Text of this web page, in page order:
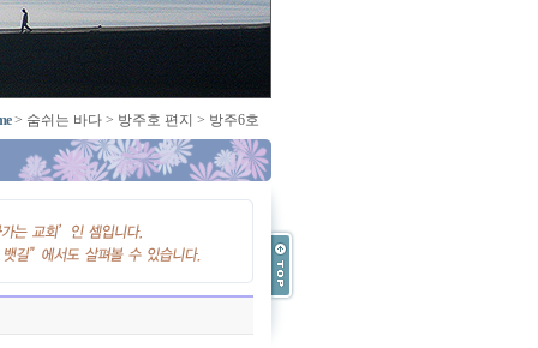
> 숨쉬는 바다 > 방주호 편지 > 방주6호